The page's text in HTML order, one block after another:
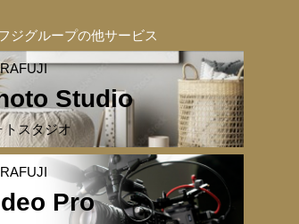
ジグループの他サービス
Studio
トスタジオ
Pro